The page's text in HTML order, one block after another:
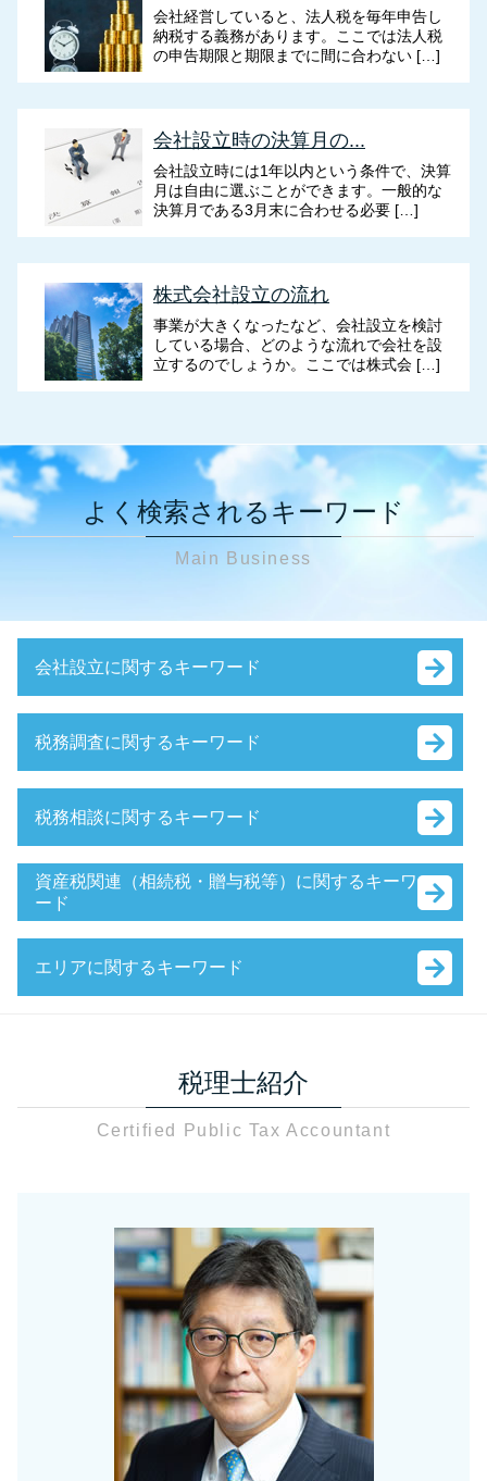
会社経営していると、法人税を毎年申告し
納税する義務があります。ここでは法人税
の申告期限と期限までに間に合わない […]
会社設立時の決算月の...
会社設立時には1年以内という条件で、決算
月は自由に選ぶことができます。一般的な
決算月である3月末に合わせる必要 […]
株式会社設立の流れ
事業が大きくなったなど、会社設立を検討
している場合、どのような流れで会社を設
立するのでしょうか。ここでは株式会 […]
よく検索されるキーワード
Main Business
会社設立に関するキーワード
役員報酬 決め方
銀行融資 個人 開業
銀行融資 個人
会社設立 流れ 個人
会社設立 資本金
銀行融資 個人 起業
会社設立 流れ
税務調査に関するキーワード
税務調査 時期 個人事業主
税理士 税務調査 準備
税務調査 終了 通知
税務調査 個人
税務調査 個人事業主
税務調査 何年分
相続税 税務調査 日数
税務調査 追徴課税
税務調査 流れ
税務調査 時期
税務相談に関するキーワード
確定申告 あとから
決算 対策
節税対策 サラリーマン
相続税対策 税理士
相続税対策 相談
税務相談 青色申告
節税対策 法人
税務相談
税務相談 税理士法
節税対策 公務員
確定申告 医療費控除
資産税関連（相続税・贈与税等）に関するキーワ
ード
給与 課税対象とは
資産税 税理士法人
固定資産税 申告書 書き方
贈与税 申告 代理
資産税とは 税理士
資産税 税理士
贈与税 申告期限
財産 贈与 非課税
相続税 税率
固定資産税 申告書
贈与税 申告 e-tax
相続税 非課税 財産
贈与税 申告書
エリアに関するキーワード
税務相談 税理士 川口市
相続税 草加市
資産税関連 さいたま市
資産税 草加市
資産税関連 草加市
税務相談 草加市
税務調査 税理士 さいたま市
会社設立 足立区
相続税 足立区
税務調査 さいたま市
資産税 川口市
税務調査 川口市
税理士紹介
Certified Public Tax Accountant